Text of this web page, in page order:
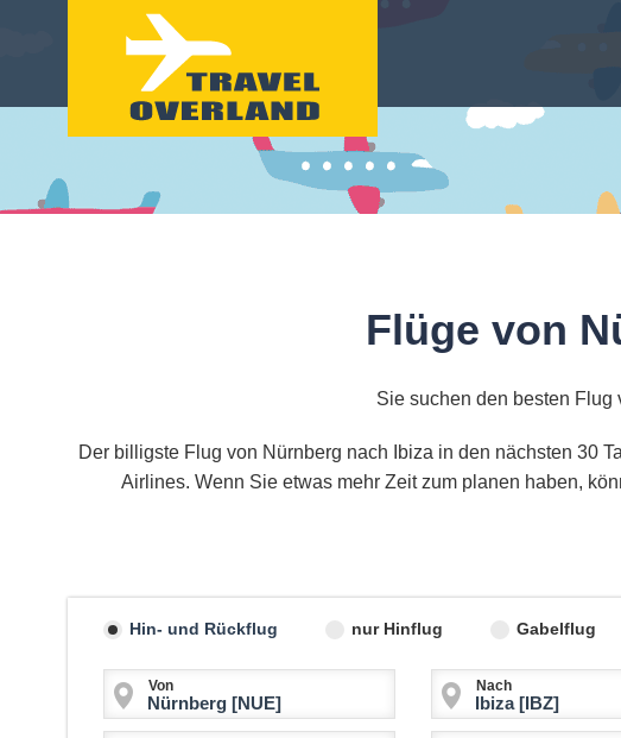
Flüge von
Sie suchen den besten
Der billigste Flug von Nürnberg nach Ibiza in den nächsten 30
Airlines. Wenn Sie etwas mehr Zeit zum planen haben,
Hin- und Rückflug nur Hinflug Gabelflug
Von Nach